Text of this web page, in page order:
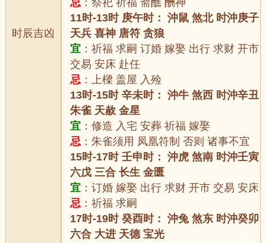
时辰吉凶
忌 ：祭祀 祈福 斋醮 酬神
11时-13时 庚午时： 沖鼠 煞北 时沖庚子
天兵 喜神 唐符 贪狼
宜 ：祈福 求嗣 订婚 嫁娶 出行 求财 开市
交易 安床 赴任
忌 ：上樑 盖屋 入殓
13时-15时 辛未时： 沖牛 煞西 时沖辛丑
朱雀 天赦 金星
宜 ：修造 入宅 安葬 祈福 嫁娶
忌 ：朱雀须用 凤凰符制 否则 诸事不宜
15时-17时 壬申时： 沖虎 煞南 时沖壬寅
六戊 三合 长生 金匮
宜 ：订婚 嫁娶 出行 求财 开市 交易 安床
忌 ：祈福 求嗣
17时-19时 癸酉时： 沖兔 煞东 时沖癸卯
六合 大进 天德 宝光